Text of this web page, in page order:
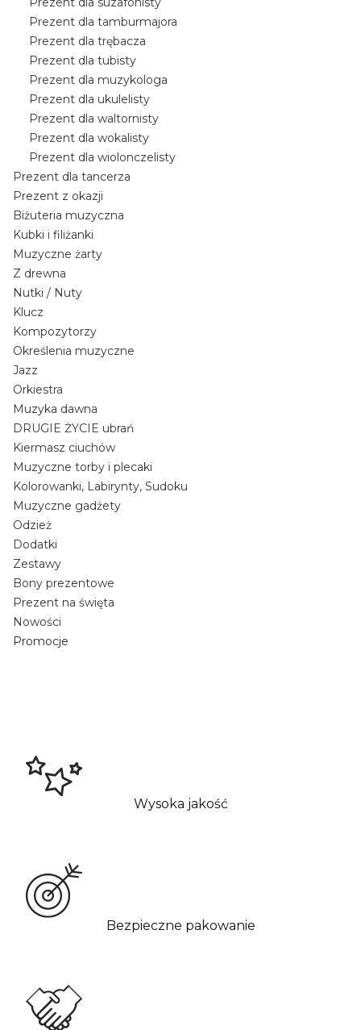
Prezent dla tamburmajora
Prezent dla trębacza
Prezent dla tubisty
Prezent dla muzykologa
Prezent dla ukulelisty
Prezent dla waltornisty
Prezent dla wokalisty
Prezent dla wiolonczelisty
Prezent dla tancerza
Prezent z okazji
Biżuteria muzyczna
Kubki i filiżanki
Muzyczne żarty
Z drewna
Nutki / Nuty
Klucz
Kompozytorzy
Określenia muzyczne
Jazz
Orkiestra
Muzyka dawna
DRUGIE ŻYCIE ubrań
Kiermasz ciuchów
Muzyczne torby i plecaki
Kolorowanki, Labirynty, Sudoku
Muzyczne gadżety
Odzież
Dodatki
Zestawy
Bony prezentowe
Prezent na święta
Nowości
Promocje
Wysoka jakość
Bezpieczne pakowanie